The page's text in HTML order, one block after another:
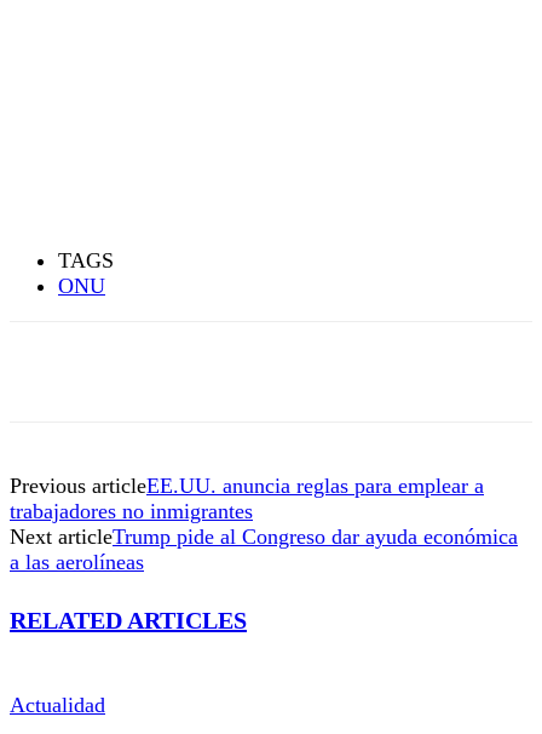
TAGS
ONU
Previous articleEE.UU. anuncia reglas para emplear a
trabajadores no inmigrantes
Next articleTrump pide al Congreso dar ayuda económica
a las aerolíneas
RELATED ARTICLES
Actualidad